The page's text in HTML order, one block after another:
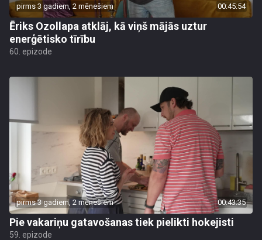
pirms 3 gadiem, 2 mēnešiem 00:45:54
Ēriks Ozollapa atklāj, kā viņš mājās uztur
enerģētisko tīrību
60. epizode
pirms 3 gadiem, 2 mēnešiem 00:43:35
Pie vakariņu gatavošanas tiek pielikti hokejisti
59. epizode